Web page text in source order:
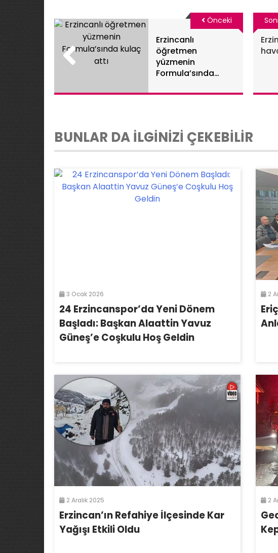
Erzincanlı
öğretmen
yüzmenin
Formula’sında
Önceki
BUNLAR DA İLGİNİZİ ÇEKEBİLİR
3 Ocak 2026
24 Erzincanspor’da Yeni Dönem
Başladı: Başkan Alaattin Yavuz
Güneş’e Coşkulu Hoş Geldin
2
2 Aralık 2025
Erzincan’ın Refahiye İlçesinde Kar
Yağışı Etkili Oldu
2